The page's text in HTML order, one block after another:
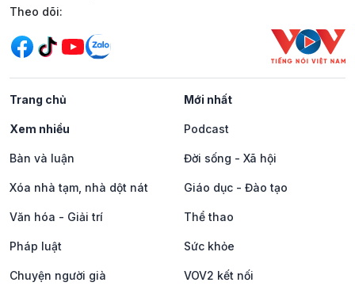
Mạng xã hội
Theo dõi:
Trang chủ Mới nhất
Xem nhiều Podcast
Bàn và luận Đời sống - Xã hội
Xóa nhà tạm, nhà dột nát Giáo dục - Đào tạo
Văn hóa - Giải trí Thể thao
Pháp luật Sức khỏe
Chuyện người già VOV2 kết nối